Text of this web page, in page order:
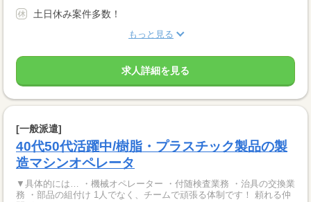
土日休み案件多数！
もっと見る
求人詳細を見る
[一般派遣]
40代50代活躍中/樹脂・プラスチック製品の製
造マシンオペレータ
▼具体的には… ・機械オペレーター ・付随検査業務 ・治具の交換業
務 ・部品の組付け 1人でなく、チームで頑張る体制です！ 頼れる仲